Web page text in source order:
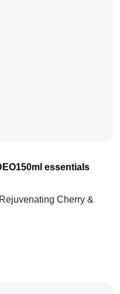
essentials
Cherry &